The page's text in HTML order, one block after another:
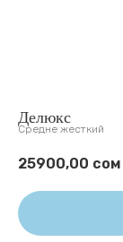
Делюкс
Средне жесткий
25900,00 сом